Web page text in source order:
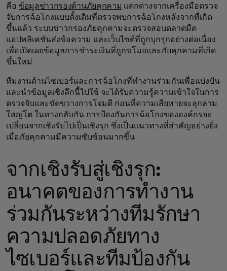
คือ ข้อมูลข่าวกรองด้านภัยคุกคาม แตกต่างจากเครื่องมือตรวจ
จับการฉ้อโกงแบบดั้งเดิมที่ตรวจพบการฉ้อโกงหลังจากที่เกิด
ขึ้นแล้ว ระบบข่าวกรองภัยคุกคามจะตรวจสอบตลาดมืด
แอปพลิเคชันส่งข้อความ และเว็บไซต์ที่ถูกบุกรุกอย่างต่อเนื่อง
เพื่อเปิดเผยข้อมูลการชำระเงินที่ถูกขโมยและภัยคุกคามที่เกิด
ขึ้นใหม่
ทีมงานด้านไซเบอร์และการฉ้อโกงที่ทำงานร่วมกันเพื่อแบ่งปัน
และนำข้อมูลเชิงลึกนี้ไปใช้ จะได้รับความรู้ความเข้าใจในการ
ตรวจจับและขัดขวางการโจมตี ก่อนที่ความเสียหายจะลุกลาม
ใหญ่โต ในทางกลับกัน การป้องกันการฉ้อโกงขององค์กรจะ
เปลี่ยนจากเชิงรับไปเป็นเชิงรุก ซึ่งเป็นแนวทางที่สำคัญอย่างยิ่ง
เมื่อภัยคุกคามมีความซับซ้อนมากขึ้น
จากเชิงรับสู่เชิงรุก:
อนาคตของการทำงาน
ร่วมกันระหว่างทีมรักษา
ความปลอดภัยทาง
ไซเบอร์และทีมป้องกัน